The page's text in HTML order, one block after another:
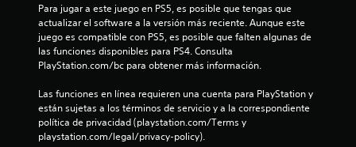
i
f
c
Para jugar a este juego en PS5, es posible que tengas que
actualizar el software a la versión más reciente. Aunque este
juego es compatible con PS5, es posible que falten algunas de
las funciones disponibles para PS4. Consulta
PlayStation.com/bc para obtener más información.
Las funciones en línea requieren una cuenta para PlayStation y
están sujetas a los términos de servicio y a la correspondiente
política de privacidad (playstation.com/Terms y
playstation.com/legal/privacy-policy).